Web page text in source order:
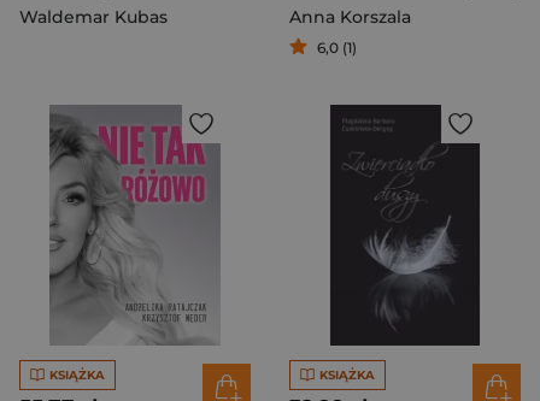
Waldemar Kubas
Anna Korszala
6,0 (1)
KSIĄŻKA KSIĄŻKA